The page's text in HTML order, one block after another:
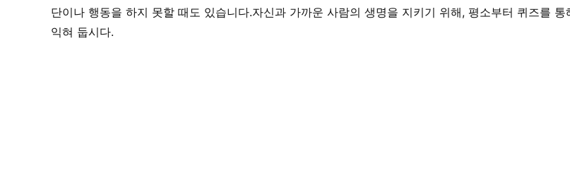
단이나 행동을 하지 못할 때도 있습니다.자신과 가까운 사람의 생명을 지키기 위해, 평소부터 퀴즈를 통
익혀 둡시다.